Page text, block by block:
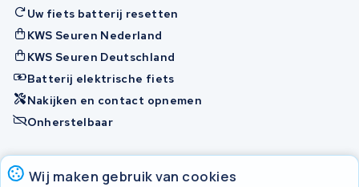
Wij maken gebruik van cookies
Uw fiets batterij resetten
KWS Seuren Nederland
KWS Seuren Deutschland
Batterij elektrische fiets
Nakijken en contact opnemen
Onherstelbaar
Accu's